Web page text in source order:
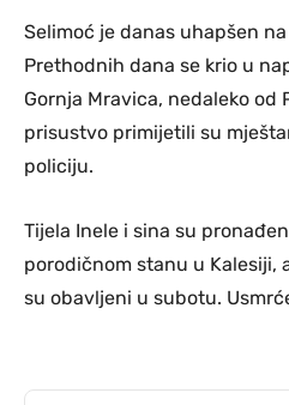
Selimoć je danas uhapšen
Prethodnih dana se krio u
Gornja Mravica, nedaleko od
prisustvo primijetili su
policiju.
Tijela Inele i sina su
porodičnom stanu u Kalesiji,
su obavljeni u subotu.